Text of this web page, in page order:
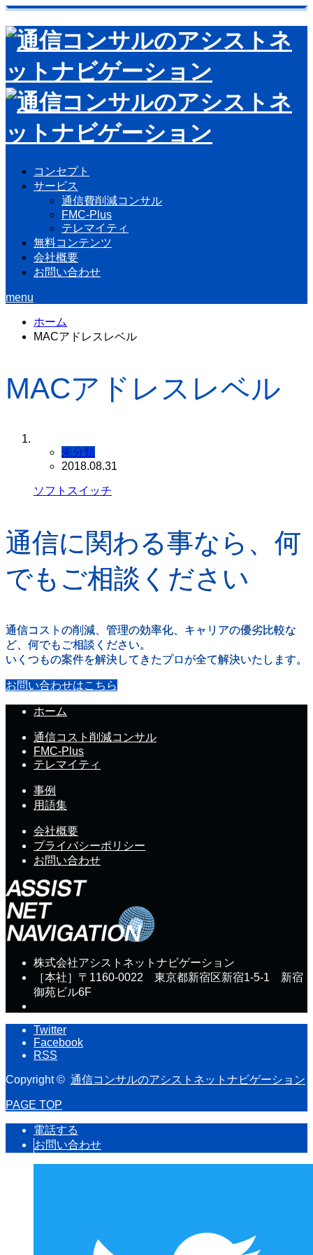
コンセプト
サービス
通信費削減コンサル
FMC-Plus
テレマイティ
無料コンテンツ
会社概要
お問い合わせ
menu
ホーム
MACアドレスレベル
MACアドレスレベル
未分類
2018.08.31
ソフトスイッチ
通信に関わる事なら、何
でもご相談ください
通信コストの削減、管理の効率化、キャリアの優劣比較な
ど、何でもご相談ください。
いくつもの案件を解決してきたプロが全て解決いたします。
お問い合わせはこちら
ホーム
通信コスト削減コンサル
FMC-Plus
テレマイティ
事例
用語集
会社概要
プライバシーポリシー
お問い合わせ
株式会社アシストネットナビゲーション
［本社］〒1160-0022 東京都新宿区新宿1-5-1 新宿
御苑ビル6F
Twitter
Facebook
RSS
Copyright © 通信コンサルのアシストネットナビゲーション
PAGE TOP
電話する
お問い合わせ